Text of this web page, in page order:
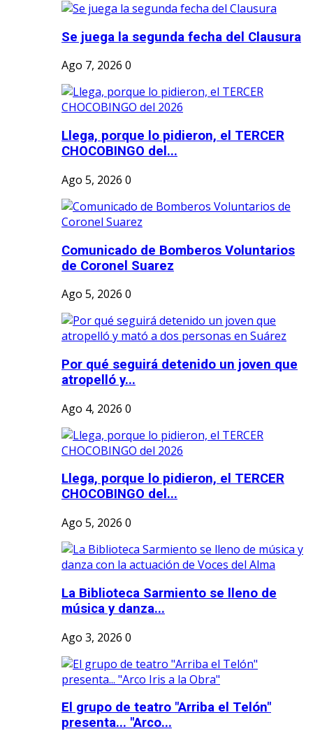
Se juega la segunda fecha del Clausura
Ago 7, 2026 0
Llega, porque lo pidieron, el TERCER
CHOCOBINGO del...
Ago 5, 2026 0
Comunicado de Bomberos Voluntarios
de Coronel Suarez
Ago 5, 2026 0
Por qué seguirá detenido un joven que
atropelló y...
Ago 4, 2026 0
Llega, porque lo pidieron, el TERCER
CHOCOBINGO del...
Ago 5, 2026 0
La Biblioteca Sarmiento se lleno de
música y danza...
Ago 3, 2026 0
El grupo de teatro "Arriba el Telón"
presenta... "Arco...